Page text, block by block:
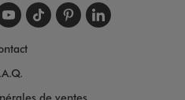
sur
nous sur
nous sur
Suivez-nous
Suivez-nous
Suivez-